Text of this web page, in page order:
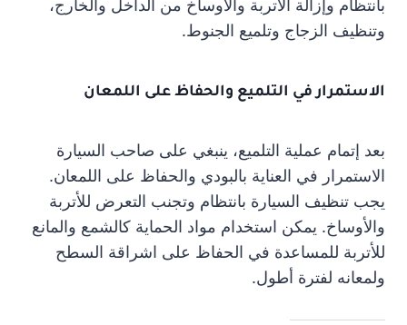
بانتظام وإزالة الأتربة والأوساخ من الداخل والخارج،
وتنظيف الزجاج وتلميع الجنوط.
الاستمرار في التلميع والحفاظ على اللمعان
بعد إتمام عملية التلميع، ينبغي على صاحب السيارة
الاستمرار في العناية بالبودي والحفاظ على اللمعان.
يجب تنظيف السيارة بانتظام وتجنب التعرض للأتربة
والأوساخ. يمكن استخدام مواد الحماية كالشمع والمانع
للأتربة للمساعدة في الحفاظ على اشراقة السطح
ولمعانه لفترة أطول.